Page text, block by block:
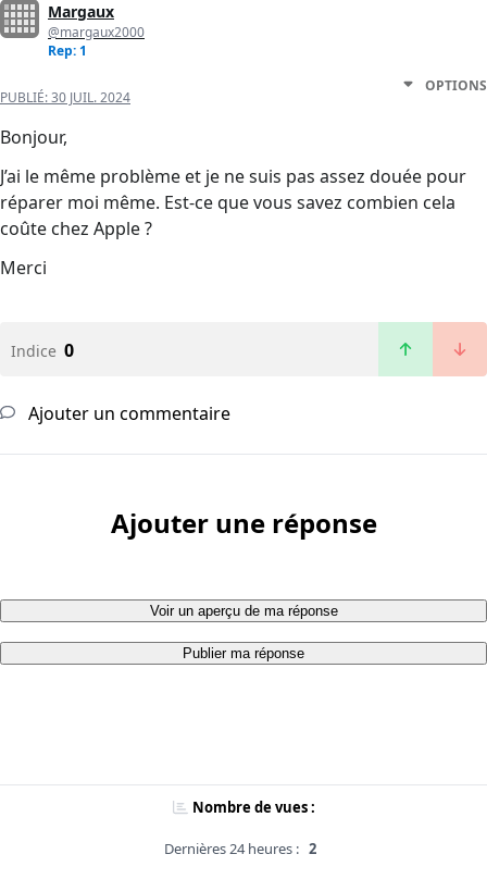
Margaux
@margaux2000
Rep: 1
PUBLIÉ:30 JUIL. 2024
OPTIONS
Bonjour,
J’ai le même problème et je ne suis pas assez douée pour
réparer moi même. Est-ce que vous savez combien cela
coûte chez Apple ?
Merci
Indice 0
Ajouter un commentaire
Ajouter une réponse
Voir un aperçu de ma réponse
Publier ma réponse
Nombre de vues :
Dernières 24 heures : 2